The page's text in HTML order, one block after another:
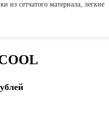
из сетчатого материала, легкие